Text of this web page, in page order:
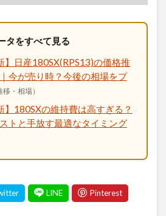
タをすべて見る
】日産180SX(RPS13)の価格推
今が売り時？今後の相場をプ
移・相場）
】180SXの維持費は高すぎる？
トと手放す最適なタイミング